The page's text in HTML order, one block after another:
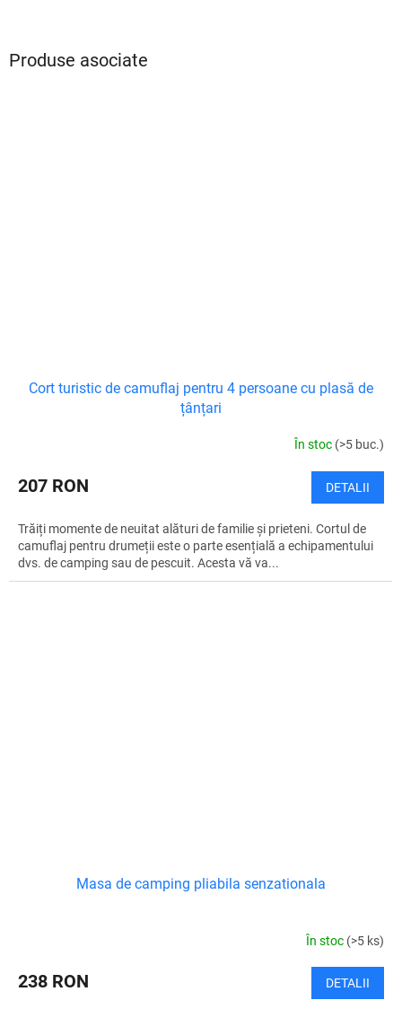
Produse asociate
Cort turistic de camuflaj pentru 4 persoane cu plasă de
țânțari
În stoc (>5 buc.)
207 RON DETALII
Trăiți momente de neuitat alături de familie și prieteni. Cortul de
camuflaj pentru drumeții este o parte esențială a echipamentului
dvs. de camping sau de pescuit. Acesta vă va...
Masa de camping pliabila senzationala
În stoc (>5 ks)
238 RON DETALII